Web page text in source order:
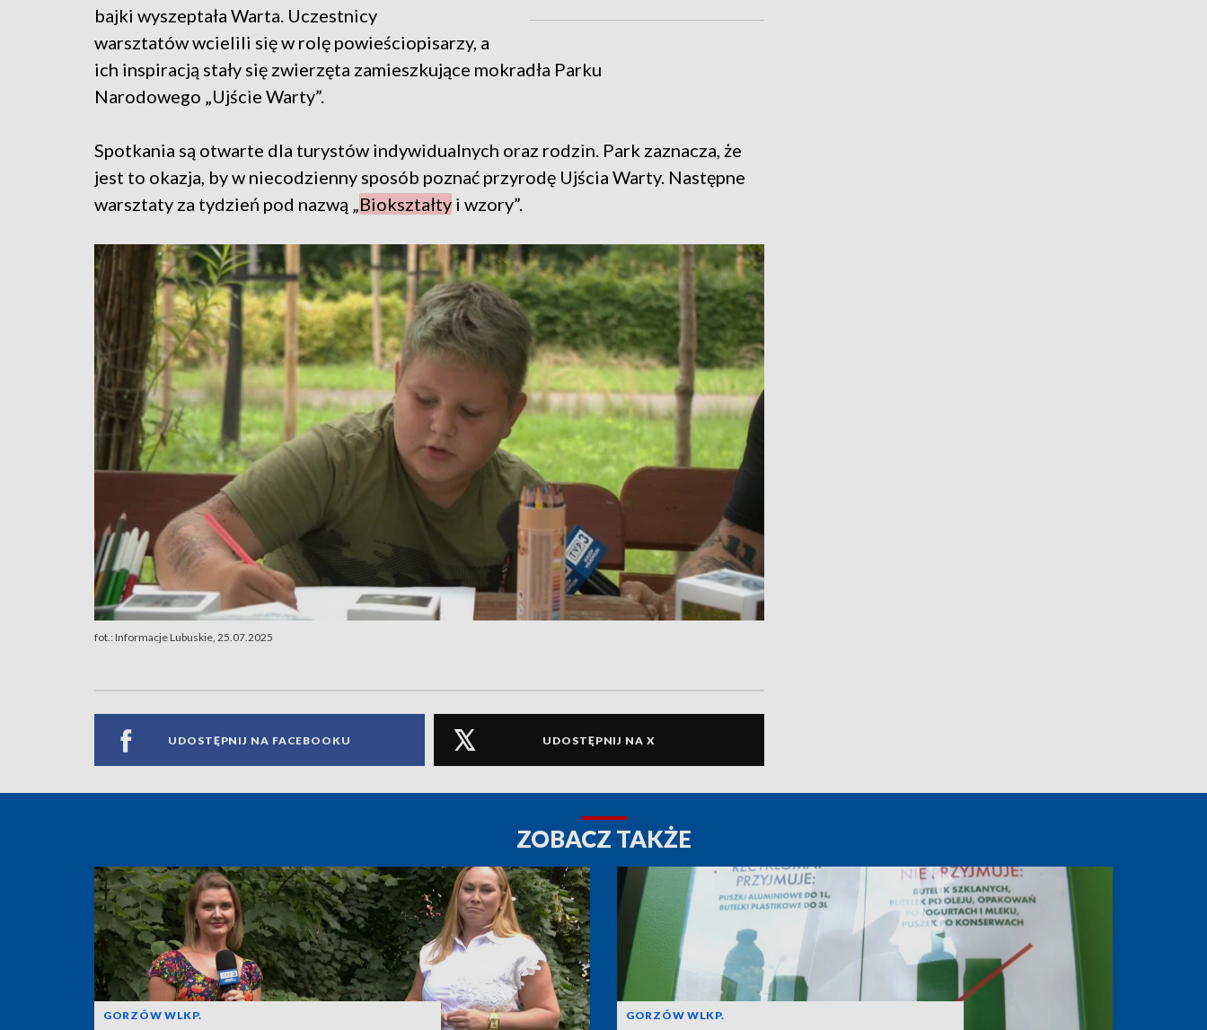
bajki wyszeptała Warta. Uczestnicy
warsztatów wcielili się w rolę powieściopisarzy, a
ich inspiracją stały się zwierzęta zamieszkujące mokradła Parku
Narodowego „Ujście Warty”.
Spotkania są otwarte dla turystów indywidualnych oraz rodzin. Park zaznacza, że
jest to okazja, by w niecodzienny sposób poznać przyrodę Ujścia Warty. Następne
warsztaty za tydzień pod nazwą „ Biokształty i wzory”.
fot.: Informacje Lubuskie, 25.07.2025
UDOSTĘPNIJ NA FACEBOOKU UDOSTĘPNIJ NA X
ZOBACZ TAKŻE
GORZÓW WLKP. GORZÓW WLKP.